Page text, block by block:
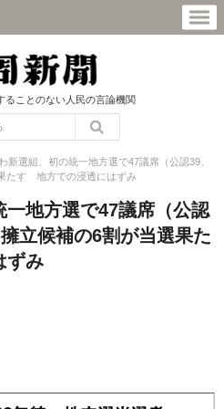
ることのない人民の言論機関
新選組、初の統一地方選で47議席（公認39、
たす 地方での浸透にはずみ
地方選で47議席（公認
立候補の6割が当選果た
ずみ